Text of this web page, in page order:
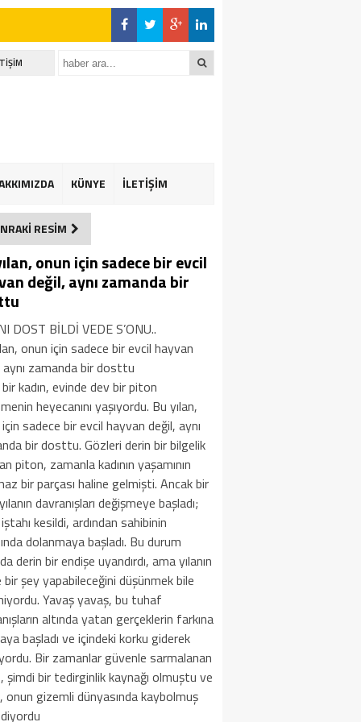
KÜNYE İLETİŞİM
RESİM
onun için sadece bir evcil
değil, aynı zamanda bir
DOST BİLDİ VEDE S’ONU..
onun için sadece bir evcil hayvan
aynı zamanda bir dosttu
kadın, evinde dev bir piton
heyecanını yaşıyordu. Bu yılan,
sadece bir evcil hayvan değil, aynı
bir dosttu. Gözleri derin bir bilgelik
piton, zamanla kadının yaşamının
bir parçası haline gelmişti. Ancak bir
davranışları değişmeye başladı;
kesildi, ardından sahibinin
dolanmaya başladı. Bu durum
derin bir endişe uyandırdı, ama yılanın
şey yapabileceğini düşünmek bile
Yavaş yavaş, bu tuhaf
altında yatan gerçeklerin farkına
başladı ve içindeki korku giderek
Bir zamanlar güvenle sarmalanan
şimdi bir tedirginlik kaynağı olmuştu ve
onun gizemli dünyasında kaybolmuş